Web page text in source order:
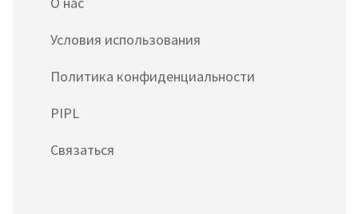
Условия использования
Политика конфиденциальности
PIPL
Связаться